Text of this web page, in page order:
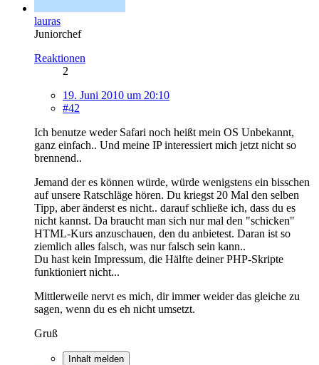
lauras
Juniorchef
Reaktionen
2
19. Juni 2010 um 20:10
#42
Ich benutze weder Safari noch heißt mein OS Unbekannt,
ganz einfach.. Und meine IP interessiert mich jetzt nicht so
brennend..
Jemand der es können würde, würde wenigstens ein bisschen
auf unsere Ratschläge hören. Du kriegst 20 Mal den selben
Tipp, aber änderst es nicht.. darauf schließe ich, dass du es
nicht kannst. Da braucht man sich nur mal den "schicken"
HTML-Kurs anzuschauen, den du anbietest. Daran ist so
ziemlich alles falsch, was nur falsch sein kann..
Du hast kein Impressum, die Hälfte deiner PHP-Skripte
funktioniert nicht...
Mittlerweile nervt es mich, dir immer weider das gleiche zu
sagen, wenn du es eh nicht umsetzt.
Gruß
Inhalt melden